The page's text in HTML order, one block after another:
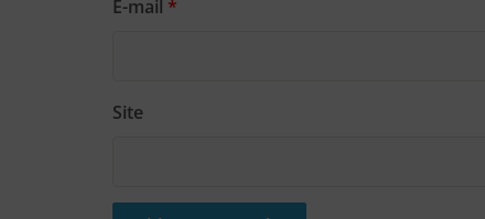
E-mail *
Site